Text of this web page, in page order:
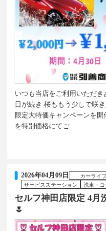
いつも当店をご利用いただ
日が続き 桜ももう少しで咲
限定大特価キャンペーンを
を特別価格にてご…
2026年04月09日 カーライフ
サービスステーション
洗車・
セルフ神田店限定 4月
🌷